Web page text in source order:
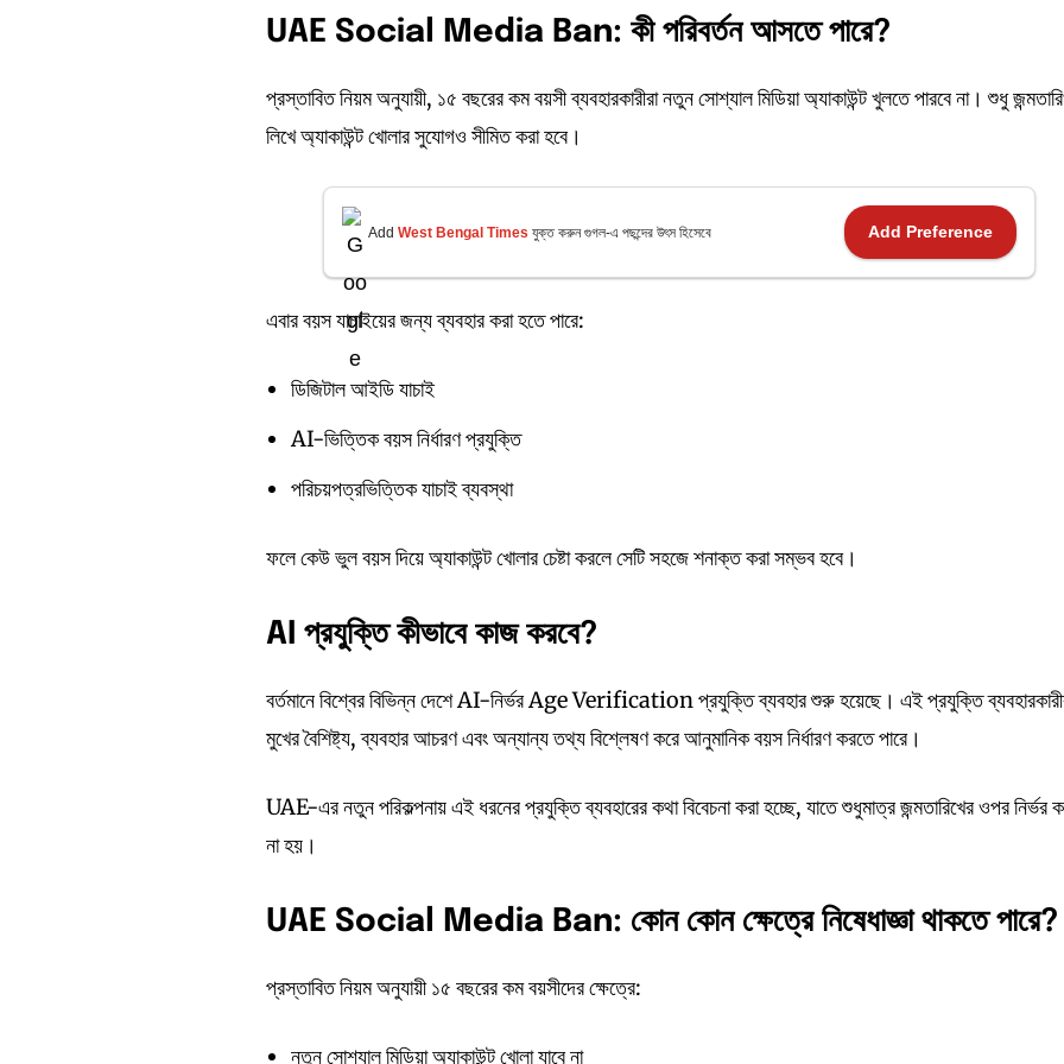
UAE Social Media Ban: কীপরিবর্তনআসতেপারে?
প্রস্তাবিত নিয়ম অনুযায়ী, ১৫ বছরের কম বয়সী ব্যবহারকারীরা নতুন সোশ্যাল মিডিয়া অ্যাকাউন্ট খুলতে পারবে না। শুধু
লিখে অ্যাকাউন্ট খোলার সুযোগও সীমিত করা হবে।
Add West Bengal Times যুক্ত করুন গুগল-এ পছন্দের উৎস হিসেবে Add Preference
এবার বয়স যাচাইয়ের জন্য ব্যবহার করা হতে পারে:
ডিজিটাল আইডি যাচাই
AI-ভিত্তিক বয়স নির্ধারণ প্রযুক্তি
পরিচয়পত্রভিত্তিক যাচাই ব্যবস্থা
ফলে কেউ ভুল বয়স দিয়ে অ্যাকাউন্ট খোলার চেষ্টা করলে সেটি সহজে শনাক্ত করা সম্ভব হবে।
AIপ্রযুক্তিকীভাবেকাজকরবে?
বর্তমানে বিশ্বের বিভিন্ন দেশে AI-নির্ভর Age Verification প্রযুক্তি ব্যবহার শুরু হয়েছে। এই প্রযুক্তি
মুখের বৈশিষ্ট্য, ব্যবহার আচরণ এবং অন্যান্য তথ্য বিশ্লেষণ করে আনুমানিক বয়স নির্ধারণ করতে পারে।
UAE-এর নতুন পরিকল্পনায় এই ধরনের প্রযুক্তি ব্যবহারের কথা বিবেচনা করা হচ্ছে, যাতে শুধুমাত্র জন্মতারিখের ওপর নির্ভর
না হয়।
UAE Social Media Ban: কোন কোন ক্ষেত্রেনিষেধাজ্ঞাথাকতেপারে?
প্রস্তাবিত নিয়ম অনুযায়ী ১৫ বছরের কম বয়সীদের ক্ষেত্রে:
নতুন সোশ্যাল মিডিয়া অ্যাকাউন্ট খোলা যাবে না